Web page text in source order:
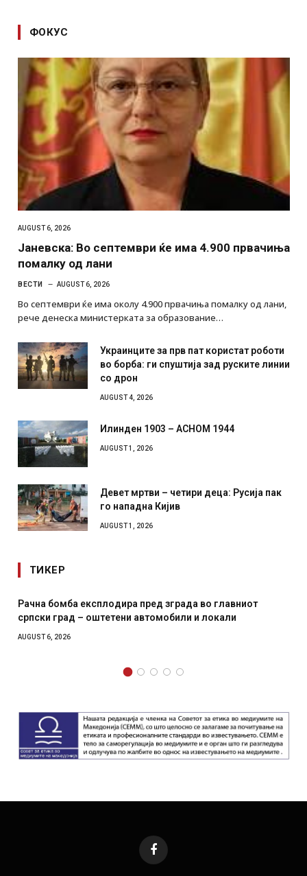
ФОКУС
AUGUST 6, 2026
Јаневска: Во септември ќе има 4.900 првачиња
помалку од лани
ВЕСТИ AUGUST 6, 2026
Во септември ќе има околу 4.900 првачиња помалку од лани,
рече денеска министерката за образование…
Украинците за прв пат користат роботи
во борба: ги спуштија зад руските линии
со дрон
AUGUST 4, 2026
Илинден 1903 – АСНОМ 1944
AUGUST 1, 2026
Девет мртви – четири деца: Русија пак
го нападна Кијив
AUGUST 1, 2026
ТИКЕР
бомба експлодира пред зграда во главниот
град – оштетени автомобили и локали
6, 2026
Facebook